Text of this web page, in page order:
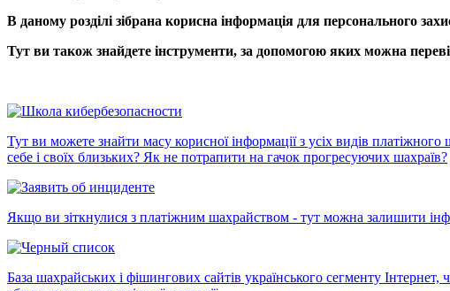
В даному розділі зібрана корисна інформація для персонального
Тут ви також знайдете інструменти, за допомогою яких можна
Тут ви можете знайти масу корисної інформації з усіх видів
себе і своїх близьких? Як не потрапити на гачок прогресуючих шахраїв?
Якщо ви зіткнулися з платіжним шахрайством - тут можна залишити
База шахрайських і фішингових сайтів українського сегменту